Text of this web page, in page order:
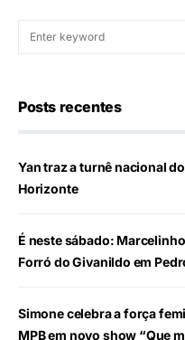
Posts recentes
Yan traz a turnê nacional
Horizonte
É neste sábado:
Forró do Givanildo em
Simone celebra a força
MPB em novo show “Que